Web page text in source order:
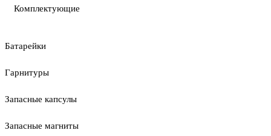
Комплектующие
Батарейки
Гарнитуры
Запасные капсулы
Запасные магниты